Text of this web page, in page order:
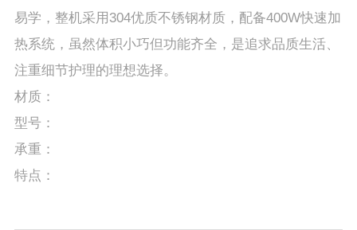
易学，整机采用304优质不锈钢材质，配备400W快速加
热系统，虽然体积小巧但功能齐全，是追求品质生活、
注重细节护理的理想选择。
材质：
型号：
承重：
特点：